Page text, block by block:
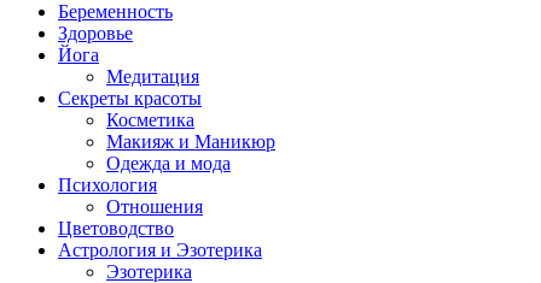
Беременность
Здоровье
Йога
Медитация
Секреты красоты
Косметика
Макияж и Маникюр
Одежда и мода
Психология
Отношения
Цветоводство
Астрология и Эзотерика
Эзотерика